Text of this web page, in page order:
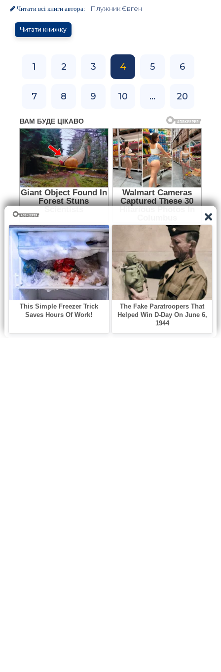
Читати всі книги автора: Плужник Євген
Читати книжку
1 2 3 4 5 6
7 8 9 10 ... 20